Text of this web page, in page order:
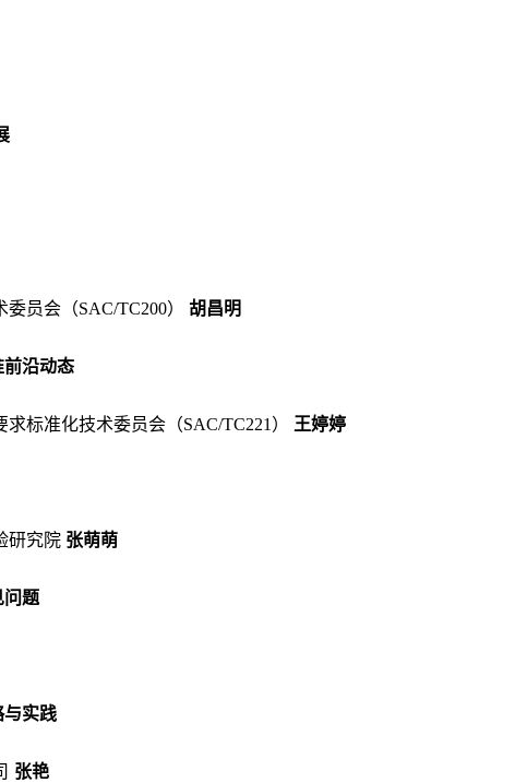
委员会（SAC/TC200） 胡昌明
前沿动态
求标准化技术委员会（SAC/TC221） 王婷婷
研究院 张萌萌
问题
与实践
张艳